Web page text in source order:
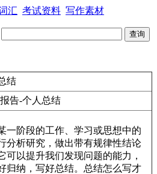
汇 考试资料 写作素材
结
告-个人总结
一阶段的工作、学习或思想中的
分析研究，做出带有规律性结论
可以提升我们发现问题的能力，
归纳，写好总结。总结怎么写才